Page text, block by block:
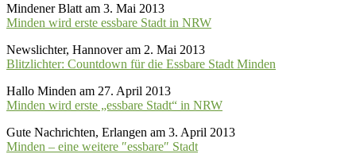
Mindener Blatt am 3. Mai 2013
Minden wird erste essbare Stadt in NRW
Newslichter, Hannover am 2. Mai 2013
Blitzlichter: Countdown für die Essbare Stadt Minden
Hallo Minden am 27. April 2013
Minden wird erste „essbare Stadt“ in NRW
Gute Nachrichten, Erlangen am 3. April 2013
Minden – eine weitere ″essbare″ Stadt